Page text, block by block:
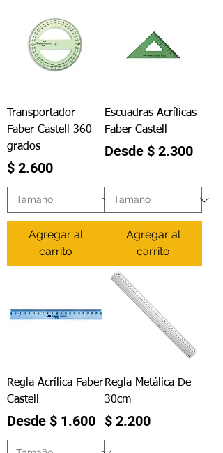
Transportador
Faber Castell 360
grados
Precio
$ 2.600
Agregar al
carrito
Escuadras Acrílicas
Faber Castell
Desde $ 2.300
Precio de oferta
Agregar al
carrito
Regla Acrílica Faber
Castell
Desde $ 1.600
Precio de oferta
Regla Metálica De
30cm
Precio
$ 2.200